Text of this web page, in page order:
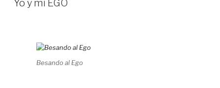
Yo y mi EGO
Besando al Ego